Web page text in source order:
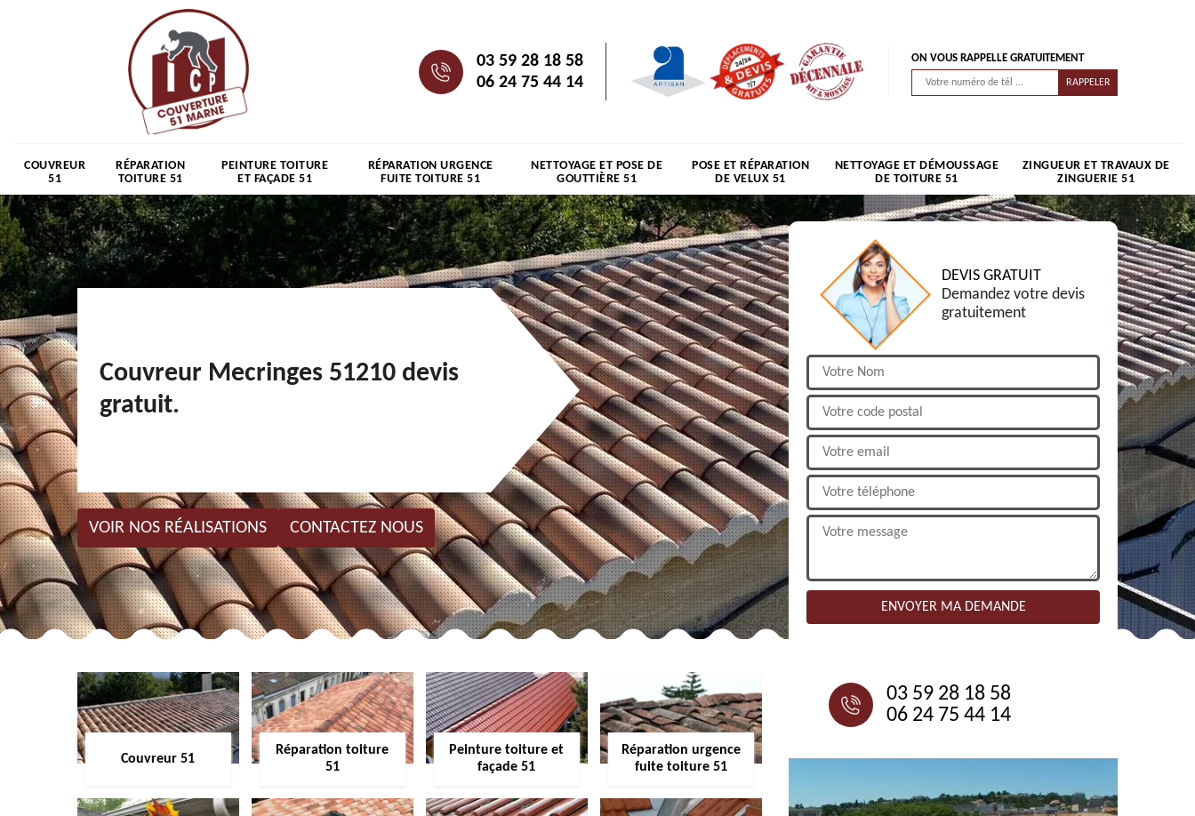
03 59 28 18 58
06 24 75 44 14
ON VOUS RAPPELLE GRATUITEMENT
COUVREUR
51
RÉPARATION
TOITURE 51
PEINTURE TOITURE
ET FAÇADE 51
RÉPARATION URGENCE
FUITE TOITURE 51
NETTOYAGE ET POSE DE
GOUTTIÈRE 51
POSE ET RÉPARATION
DE VELUX 51
NETTOYAGE ET DÉMOUSSAGE
DE TOITURE 51
ZINGUEUR ET TRAVAUX DE
ZINGUERIE 51
Couvreur Mecringes 51210 devis
gratuit.
VOIR NOS RÉALISATIONS CONTACTEZ NOUS
Couvreur 51
Réparation toiture
51
Peinture toiture et
façade 51
Réparation urgence
fuite toiture 51
DEVIS GRATUIT
Demandez votre devis
gratuitement
03 59 28 18 58
06 24 75 44 14